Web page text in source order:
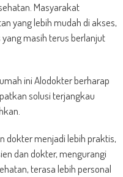
Masyarakat
yang lebih mudah di akses,
masih terus berlanjut
ini Alodokter berharap
solusi terjangkau
dokter menjadi lebih praktis,
dan dokter, mengurangi
terasa lebih personal